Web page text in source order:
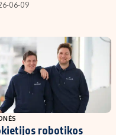
06-09
robotikos